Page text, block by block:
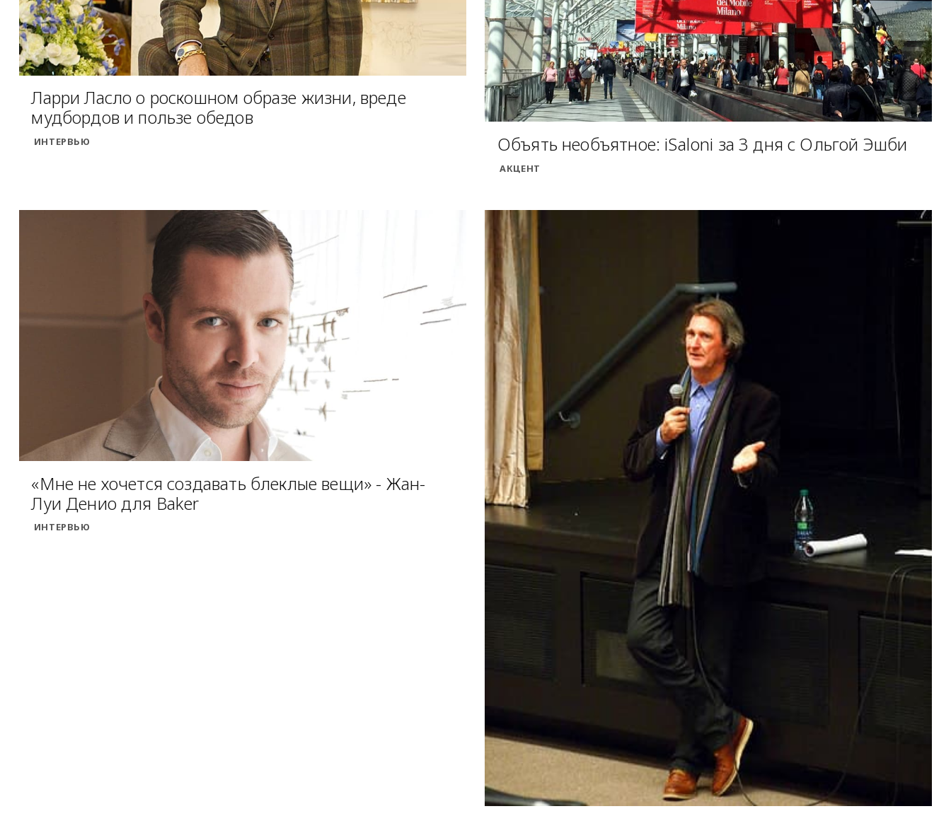
Ларри Ласло о роскошном образе жизни, вреде
мудбордов и пользе обедов
ИНТЕРВЬЮ Объять необъятное: iSaloni за 3 дня с Ольгой Эшби
АКЦЕНТ
«Мне не хочется создавать блеклые вещи» - Жан-
Луи Денио для Baker
ИНТЕРВЬЮ